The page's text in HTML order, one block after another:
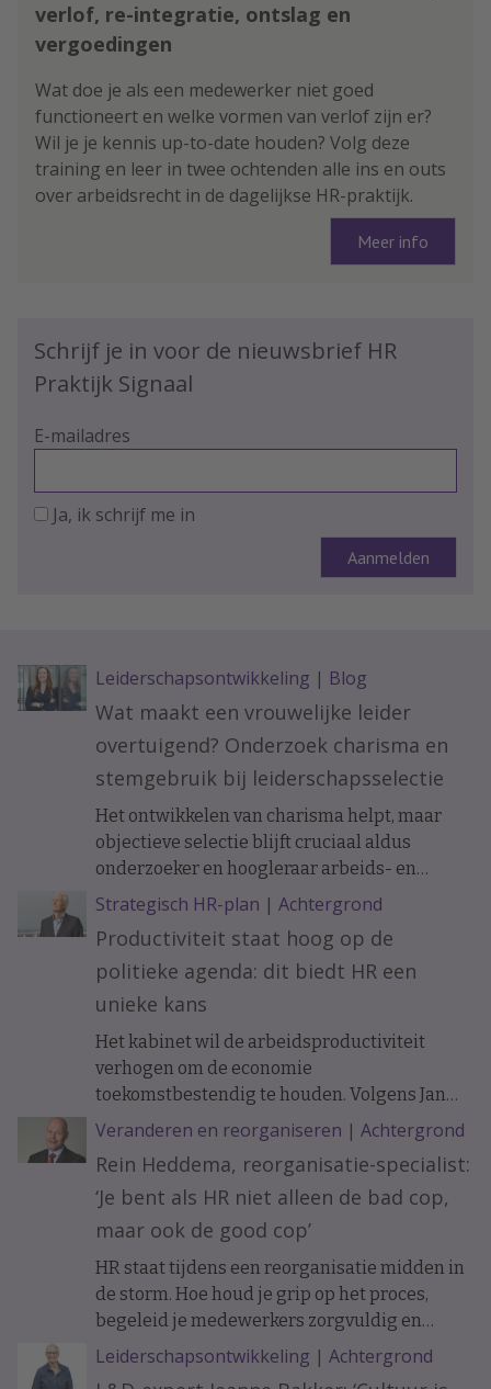
verlof, re-integratie, ontslag en
vergoedingen
Wat doe je als een medewerker niet goed
functioneert en welke vormen van verlof zijn er?
Wil je je kennis up-to-date houden? Volg deze
training en leer in twee ochtenden alle ins en outs
over arbeidsrecht in de dagelijkse HR-praktijk.
Meer info
Schrijf je in voor de nieuwsbrief HR
Praktijk Signaal
E-mailadres
Ja, ik schrijf me in
Leiderschapsontwikkeling | Blog
Wat maakt een vrouwelijke leider
overtuigend? Onderzoek charisma en
stemgebruik bij leiderschapsselectie
Het ontwikkelen van charisma helpt, maar
objectieve selectie blijft cruciaal aldus
onderzoeker en hoogleraar arbeids- en
organisatiepsychologie Janneke Oostrom.
Strategisch HR-plan | Achtergrond
Productiviteit staat hoog op de
politieke agenda: dit biedt HR een
unieke kans
Het kabinet wil de arbeidsproductiviteit
verhogen om de economie
toekomstbestendig te houden. Volgens Jan
Tjerk Boonstra biedt de nieuwe
Productiviteitsagenda HR een uitgelezen
kans om een strategischere rol te pakken bij
innovatie, werkontwerp en
organisatieontwikkeling.
Veranderen en reorganiseren | Achtergrond
Rein Heddema, reorganisatie-specialist:
‘Je bent als HR niet alleen de bad cop,
maar ook de good cop’
HR staat tijdens een reorganisatie midden in
de storm. Hoe houd je grip op het proces,
begeleid je medewerkers zorgvuldig en
voorkom je dat je eigen team omvalt?
Reorganisatie-specialist Rein Heddema deelt
Leiderschapsontwikkeling | Achtergrond